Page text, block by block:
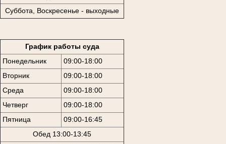
Суббота, Воскресенье - выходные
График работы суда
Понедельник
09:00-18:00
Вторник
09:00-18:00
Среда
09:00-18:00
Четверг
09:00-18:00
Пятница
09:00-16:45
Обед 13:00-13:45